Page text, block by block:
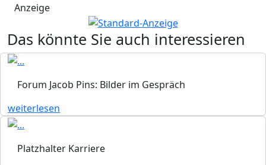
Anzeige
Das könnte Sie auch interessieren
Forum Jacob Pins: Bilder im Gespräch
weiterlesen
Platzhalter Karriere